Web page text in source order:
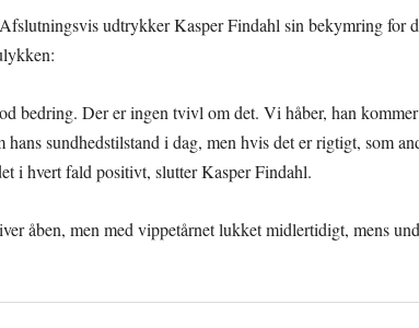
udtrykker Kasper Findahl sin bekymring for
bedring. Der er ingen tvivl om det. Vi håber, han
sundhedstilstand i dag, men hvis det er rigtigt, som
i hvert fald positivt, slutter Kasper Findahl.
åben, men med vippetårnet lukket midlertidigt, mens